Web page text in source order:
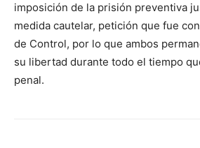
imposición de la prisión preventiva
medida cautelar, petición que fue
de Control, por lo que ambos
su libertad durante todo el tiempo
penal.